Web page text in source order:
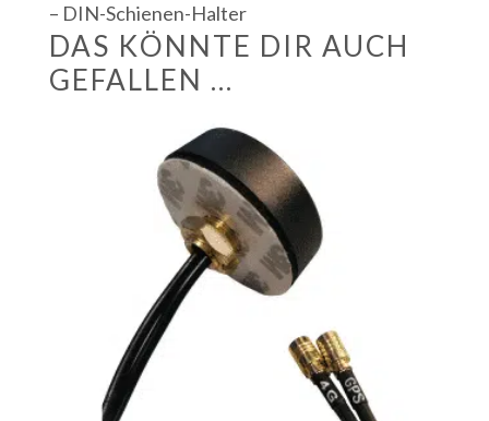
– DIN-Schienen-Halter
DAS KÖNNTE DIR AUCH
GEFALLEN …